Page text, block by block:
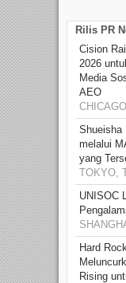
Rilis PR
Cision
2026
Media
AEO
Shueisha
melalui
yang
TOKYO,
UNISOC
Hard
Rising